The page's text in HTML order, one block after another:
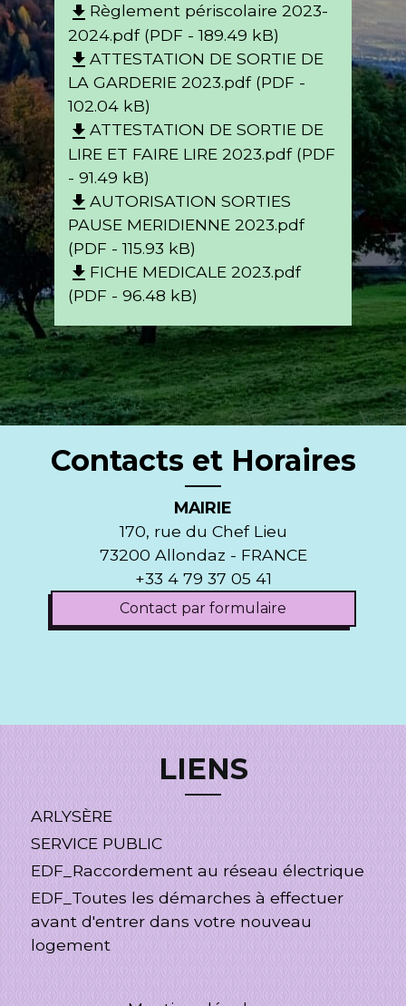
file_download Règlement périscolaire 2023-
2024.pdf (PDF - 189.49 kB)
file_download ATTESTATION DE SORTIE DE
LA GARDERIE 2023.pdf (PDF -
102.04 kB)
file_download ATTESTATION DE SORTIE DE
LIRE ET FAIRE LIRE 2023.pdf (PDF
- 91.49 kB)
file_download AUTORISATION SORTIES
PAUSE MERIDIENNE 2023.pdf
(PDF - 115.93 kB)
file_download FICHE MEDICALE 2023.pdf
(PDF - 96.48 kB)
Contacts et Horaires
MAIRIE
170, rue du Chef Lieu
73200 Allondaz - FRANCE
+33 4 79 37 05 41
Contact par formulaire
LIENS
ARLYSÈRE
SERVICE PUBLIC
EDF_Raccordement au réseau électrique
EDF_Toutes les démarches à effectuer
avant d'entrer dans votre nouveau
logement